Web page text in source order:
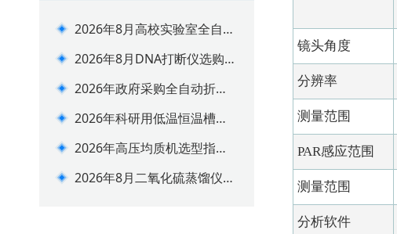
2026年8月高校实验室全自动
2026年8月DNA打断仪选购避
2026年政府采购全自动折光
2026年科研用低温恒温槽分
2026年高压均质机选型指
2026年8月二氧化硫蒸馏仪选
镜头角度
分辨率
测量范围
PAR感应范围
测量范围
分析软件